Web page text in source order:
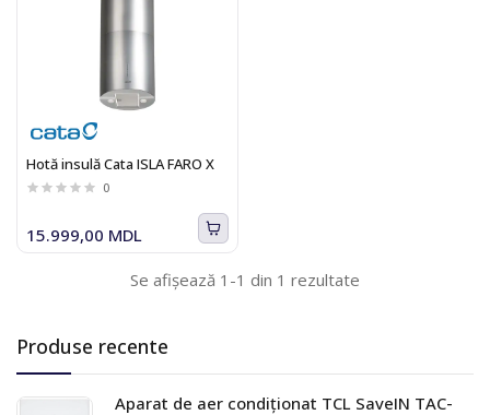
Produse recente
Aparat de aer condiționat TCL SaveIN TAC-
Hotă insulă Cata ISLA FARO X
0
15.999,00 MDL
Se afișează 1-1 din 1 rezultate